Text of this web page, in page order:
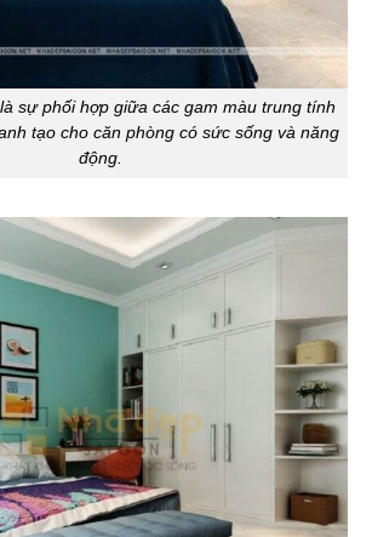
sự phối hợp giữa các gam màu trung tính
tạo cho căn phòng có sức sống và năng
động.